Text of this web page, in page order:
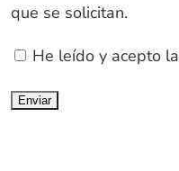
que se solicitan.
He leído y acepto la